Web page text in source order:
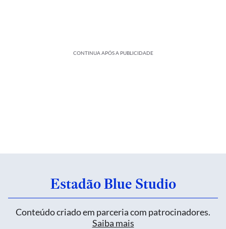
CONTINUA APÓS A PUBLICIDADE
Estadão Blue Studio
Conteúdo criado em parceria com patrocinadores.
Saiba mais